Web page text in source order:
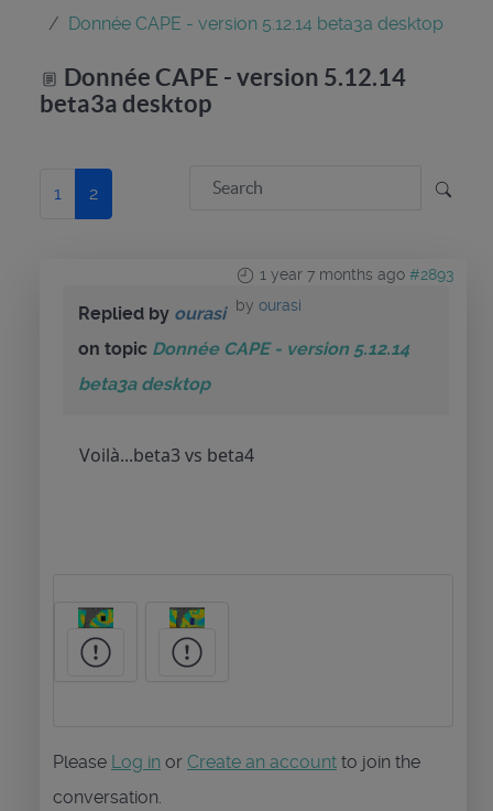
Donnée CAPE - version 5.12.14 beta3a desktop
Donnée CAPE - version 5.12.14
beta3a desktop
1 2
1 year 7 months ago #2893
by ourasi
Replied by ourasi
on topic Donnée CAPE - version 5.12.14
beta3a desktop
Voilà...beta3 vs beta4
Please Log in or Create an account to join the
conversation.